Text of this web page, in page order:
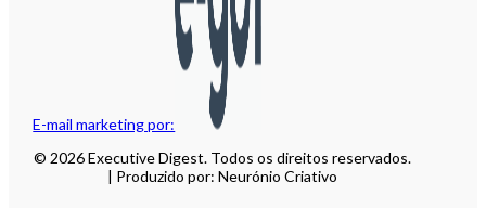
E-mail marketing por:
© 2026 Executive Digest. Todos os direitos reservados.
| Produzido por: Neurónio Criativo